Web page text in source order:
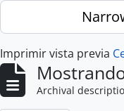
Skip to main content
Imprimir vista previa
Archival